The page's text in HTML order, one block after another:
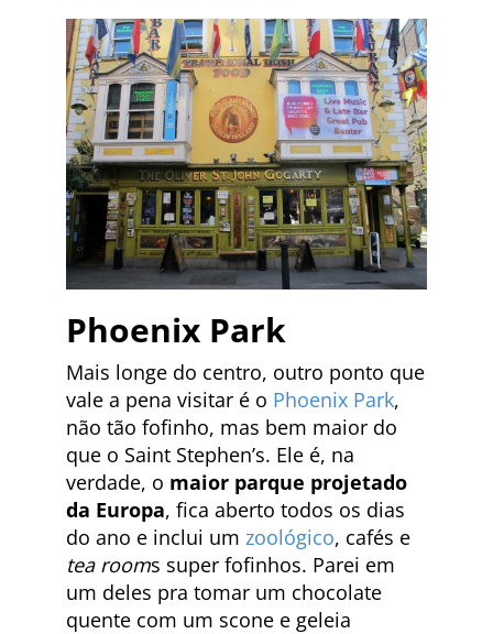
Phoenix Park
Mais longe do centro, outro ponto que
vale a pena visitar é o Phoenix Park,
não tão fofinho, mas bem maior do
que o Saint Stephen’s. Ele é, na
verdade, o maior parque projetado
da Europa, fica aberto todos os dias
do ano e inclui um zoológico, cafés e
tea rooms super fofinhos. Parei em
um deles pra tomar um chocolate
quente com um scone e geleia